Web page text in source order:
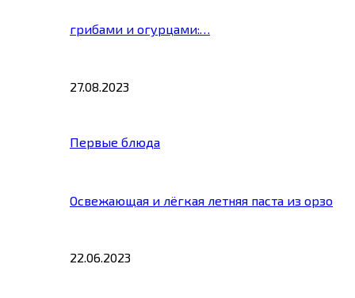
грибами и огурцами:…
27.08.2023
Первые блюда
Освежающая и лёгкая летняя паста из орзо
22.06.2023